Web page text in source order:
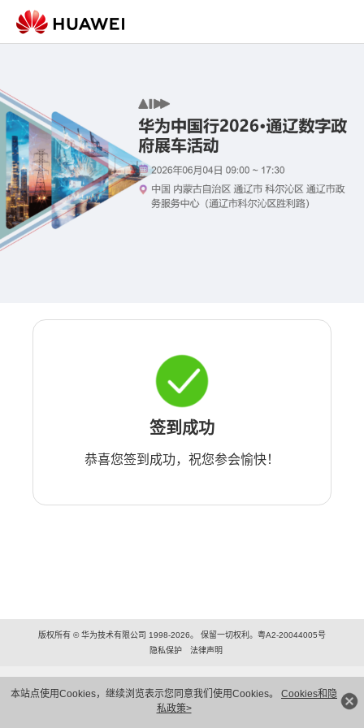
本站点使用Cookies，继续浏览表示您同意我们使用Cookies。 Cookies和隐
私政策>
签到成功
恭喜您签到成功，祝您参会愉快！
版权所有 © 华为技术有限公司 1998-2026。 保留一切权利。粤A2-20044005号
隐私保护
法律声明